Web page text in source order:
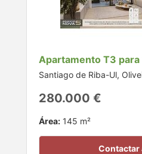
Apartamento T3 para
Santiago de Riba-Ul,
280.000 €
Área: 145 m²
Contactar